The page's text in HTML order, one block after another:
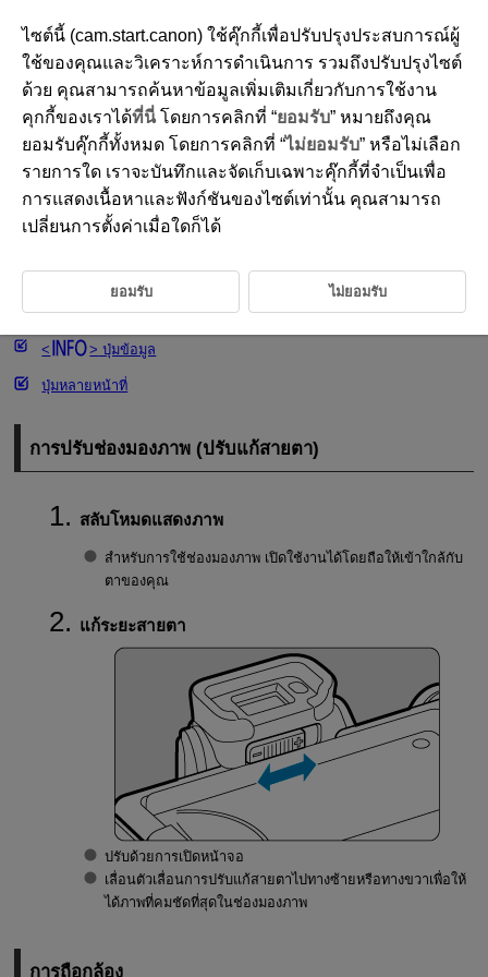
D101-019
การทำงานขั้นพื้นฐาน
การปรับช่องมองภาพ (ปรับแก้สายตา)
การถือกล้อง
ปุ่มชัตเตอร์
ปุ่มหมุน
ปุ่มข้อมูล
ปุ่มหลายหน้าที่
การปรับช่องมองภาพ (ปรับแก้สายตา)
สลับโหมดแสดงภาพ
สำหรับการใช้ช่องมองภาพ เปิดใช้งานได้โดยถือให้เข้าใกล้กับ
ตาของคุณ
แก้ระยะสายตา
ปรับด้วยการเปิดหน้าจอ
เลื่อนตัวเลื่อนการปรับแก้สายตาไปทางซ้ายหรือทางขวาเพื่อให้
ได้ภาพที่คมชัดที่สุดในช่องมองภาพ
การถือกล้อง
ไซต์นี้ (cam.start.canon) ใช้คุ๊กกี้เพื่อปรับปรุงประสบการณ์ผู้
ใช้ของคุณและวิเคราะห์การดำเนินการ รวมถึงปรับปรุงไซต์
ด้วย คุณสามารถค้นหาข้อมูลเพิ่มเติมเกี่ยวกับการใช้งาน
คุกกี้ของเราได้ที่นี่โดยการคลิกที่ “ยอมรับ” หมายถึงคุณ
ยอมรับคุ๊กกี้ทั้งหมด โดยการคลิกที่ “ไม่ยอมรับ” หรือไม่เลือก
รายการใด เราจะบันทึกและจัดเก็บเฉพาะคุ๊กกี้ที่จำเป็นเพื่อ
การแสดงเนื้อหาและฟังก์ชันของไซต์เท่านั้น คุณสามารถ
เปลี่ยนการตั้งค่าเมื่อใดก็ได้
ยอมรับ ไม่ยอมรับ